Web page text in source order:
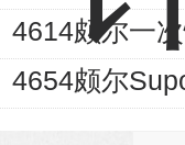
4614颇尔一
4654颇尔